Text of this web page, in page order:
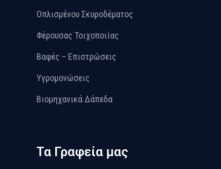
Οπλισμένου Σκυροδέματος
Φέρουσας Τοιχοποιίας
Βαφές – Επιστρώσεις
Υγρομονώσεις
Βιομηχανικά Δάπεδα
Τα Γραφεία μας